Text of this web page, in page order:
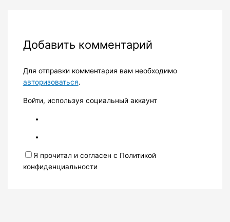
Добавить комментарий
Для отправки комментария вам необходимо
авторизоваться.
Войти, используя социальный аккаунт
Я прочитал и согласен с Политикой
конфиденциальности